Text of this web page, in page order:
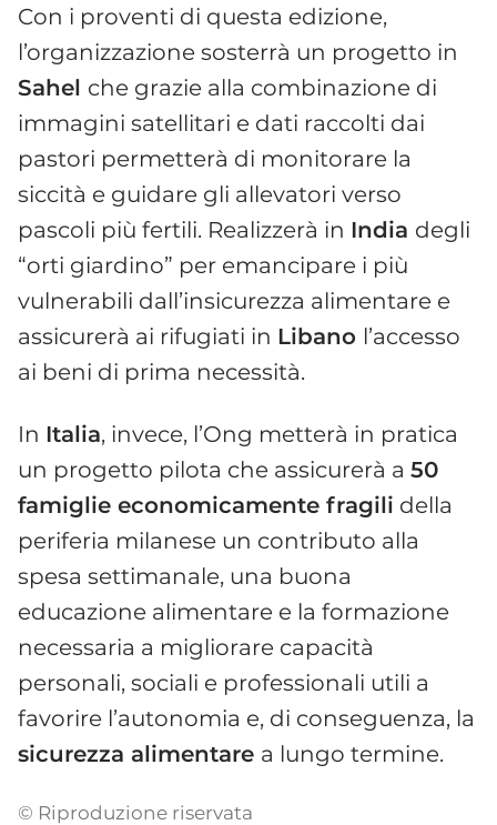
Con i proventi di questa edizione,
l’organizzazione sosterrà un progetto in
Sahel che grazie alla combinazione di
immagini satellitari e dati raccolti dai
pastori permetterà di monitorare la
siccità e guidare gli allevatori verso
pascoli più fertili. Realizzerà in India degli
“orti giardino” per emancipare i più
vulnerabili dall’insicurezza alimentare e
assicurerà ai rifugiati in Libano l’accesso
ai beni di prima necessità.
In Italia, invece, l’Ong metterà in pratica
un progetto pilota che assicurerà a 50
famiglie economicamente fragili della
periferia milanese un contributo alla
spesa settimanale, una buona
educazione alimentare e la formazione
necessaria a migliorare capacità
personali, sociali e professionali utili a
favorire l’autonomia e, di conseguenza, la
sicurezza alimentare a lungo termine.
© Riproduzione riservata